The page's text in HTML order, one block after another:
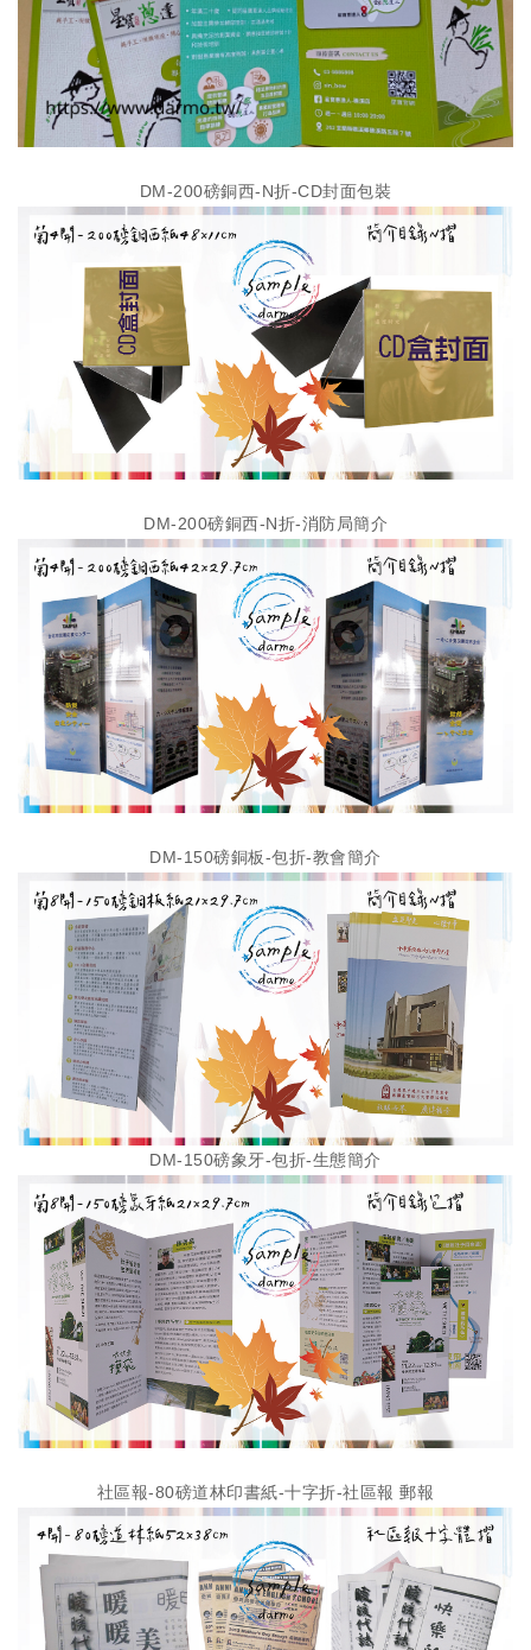
DM-200磅銅西-N折-CD封面包裝
DM-200磅銅西-N折-消防局簡介
DM-150磅銅板-包折-教會簡介
DM-150磅象牙-包折-生態簡介
社區報-80磅道林印書紙-十字折-社區報 郵報